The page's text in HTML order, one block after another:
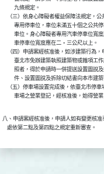
          九條規定。
（三）依身心障礙者權益保障法規定，
專用停車位，車位未滿五十個之公
車位。身心障礙者專用汽車停車
          車停車位寬度應在二‧三公尺以上。
（四）申請案經核准後，如涉建築行為
臺北市免辦建築執照建築物或雜項
照者，得於申請時一併提送設置圖
件、設置圖說及拆除切結書向本市建
（五）停車場設置完成後，依臺北市停
車場之營業登記，經核准後，始得營業
八、申請案經核准後，申請人如有變更核
    處依第二點及第四點之規定重新審查。